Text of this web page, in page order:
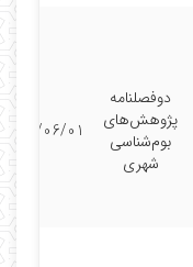
دوفصلنامه
پژوهش‌های
بوم‌شناسی
شهری
1399/06/01